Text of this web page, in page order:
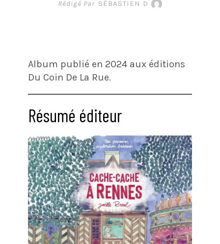
Rédigé Par SÉBASTIEN D
Album publié en 2024 aux éditions
Du Coin De La Rue.
Résumé éditeur